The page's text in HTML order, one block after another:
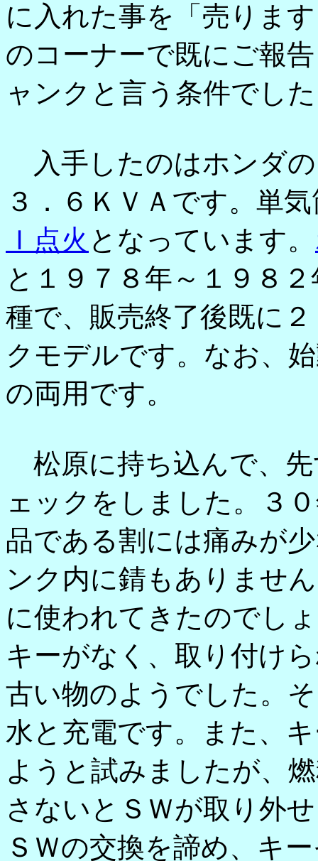
に入れた事を「売りま
のコーナーで既にご報
ャンクと言う条件でし
入手したのはホンダ
３．６ＫＶＡです。単
Ｉ点火 となっています。
と１９７８年～１９８
種で、販売終了後既に
クモデルです。なお、
の両用です。
松原に持ち込んで、
ェックをしました。３
品である割には痛みが
ンク内に錆もありませ
に使われてきたのでし
キーがなく、取り付け
古い物のようでした。
水と充電です。また、
ようと試みましたが、
さないとＳＷが取り外
ＳＷの交換を諦め、キ